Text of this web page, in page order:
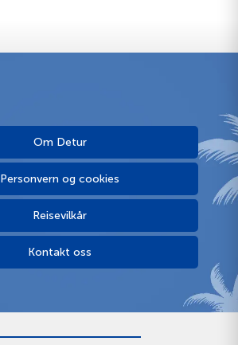
Om Detur
Personvern og cookies
Reisevilkår
Kontakt oss